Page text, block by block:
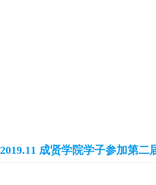
2019.11 成贤学院学子参加第